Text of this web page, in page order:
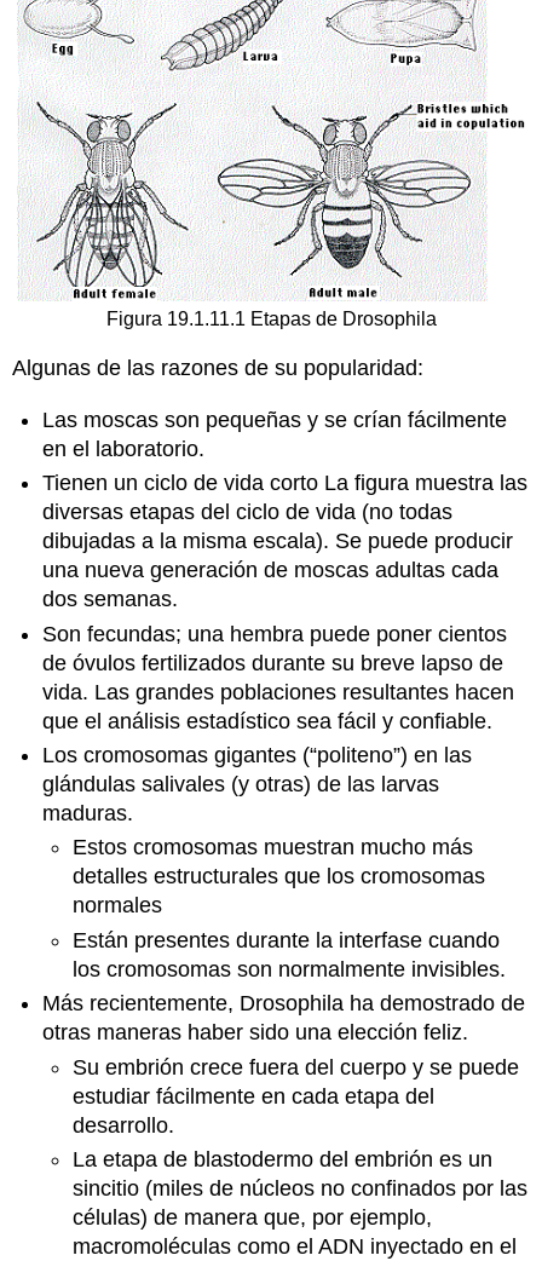
Figura 19.1.11.1 Etapas de Drosophila
Algunas de las razones de su popularidad:
Las moscas son pequeñas y se crían fácilmente
en el laboratorio.
Tienen un ciclo de vida corto La figura muestra las
diversas etapas del ciclo de vida (no todas
dibujadas a la misma escala). Se puede producir
una nueva generación de moscas adultas cada
dos semanas.
Son fecundas; una hembra puede poner cientos
de óvulos fertilizados durante su breve lapso de
vida. Las grandes poblaciones resultantes hacen
que el análisis estadístico sea fácil y confiable.
Los cromosomas gigantes (“politeno”) en las
glándulas salivales (y otras) de las larvas
maduras.
Estos cromosomas muestran mucho más
detalles estructurales que los cromosomas
normales
Están presentes durante la interfase cuando
los cromosomas son normalmente invisibles.
Más recientemente, Drosophila ha demostrado de
otras maneras haber sido una elección feliz.
Su embrión crece fuera del cuerpo y se puede
estudiar fácilmente en cada etapa del
desarrollo.
La etapa de blastodermo del embrión es un
sincitio (miles de núcleos no confinados por las
células) de manera que, por ejemplo,
macromoléculas como el ADN inyectado en el